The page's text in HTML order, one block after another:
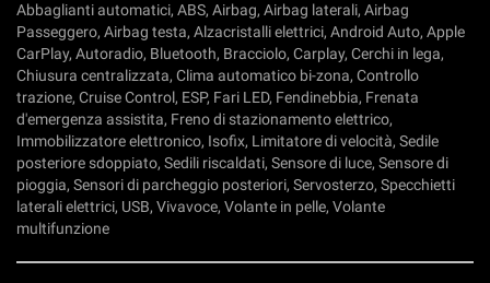
Abbaglianti automatici, ABS, Airbag, Airbag laterali, Airbag
Passeggero, Airbag testa, Alzacristalli elettrici, Android Auto, Apple
CarPlay, Autoradio, Bluetooth, Bracciolo, Carplay, Cerchi in lega,
Chiusura centralizzata, Clima automatico bi-zona, Controllo
trazione, Cruise Control, ESP, Fari LED, Fendinebbia, Frenata
d'emergenza assistita, Freno di stazionamento elettrico,
Immobilizzatore elettronico, Isofix, Limitatore di velocità, Sedile
posteriore sdoppiato, Sedili riscaldati, Sensore di luce, Sensore di
pioggia, Sensori di parcheggio posteriori, Servosterzo, Specchietti
laterali elettrici, USB, Vivavoce, Volante in pelle, Volante
multifunzione